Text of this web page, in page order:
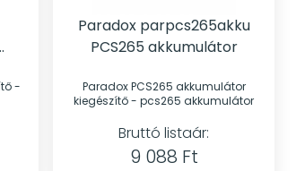
Paradox parpcs265akku
PCS265 akkumulátor
Paradox PCS265 akkumulátor
kiegészítő - pcs265 akkumulátor
Bruttó listaár:
9 088 Ft